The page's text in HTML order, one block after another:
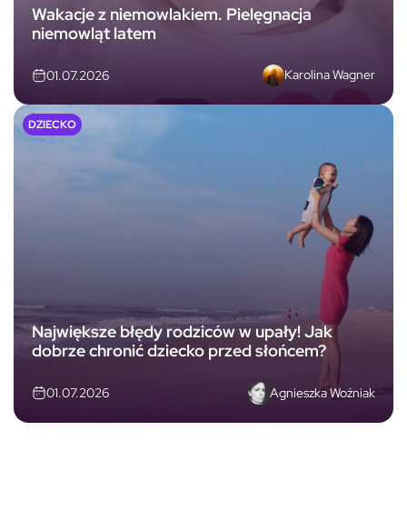
Wakacje z niemowlakiem. Pielęgnacja
niemowląt latem
01.07.2026 Karolina Wagner
Największe błędy rodziców w upały! Jak
dobrze chronić dziecko przed słońcem?
01.07.2026 Agnieszka Woźniak
DZIECKO